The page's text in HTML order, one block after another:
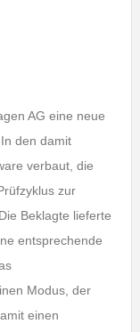
AG eine neue
den damit
verbaut, die
zur
Beklagte lieferte
entsprechende
Modus, der
einen